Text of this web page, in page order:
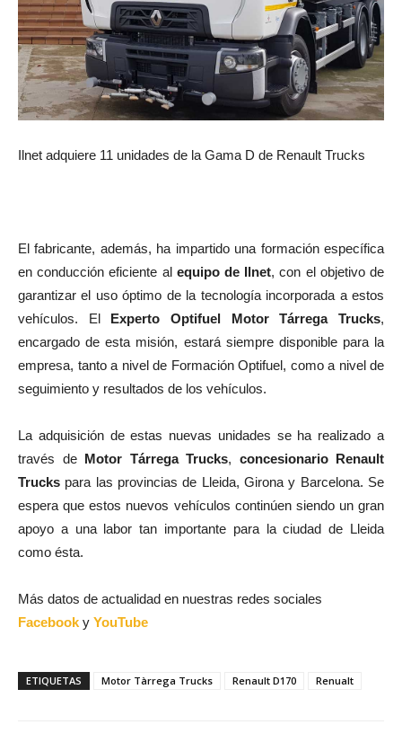
Ilnet adquiere 11 unidades de la Gama D de Renault Trucks
El fabricante, además, ha impartido una formación específica
en conducción eficiente al equipo de Ilnet, con el objetivo de
garantizar el uso óptimo de la tecnología incorporada a estos
vehículos. El
Experto Optifuel Motor Tárrega Trucks,
encargado de esta misión, estará siempre disponible para la
empresa, tanto a nivel de Formación Optifuel, como a nivel de
seguimiento y resultados de los vehículos.
La adquisición de estas nuevas unidades se ha realizado a
través de
Motor Tárrega Trucks, concesionario Renault
Trucks para las provincias de Lleida, Girona y Barcelona. Se
espera que estos nuevos vehículos continúen siendo un gran
apoyo a una labor tan importante para la ciudad de Lleida
como ésta.
Más datos de actualidad en nuestras redes sociales
Facebooky YouTube
ETIQUETAS Motor Tàrrega Trucks Renault D170 Renualt